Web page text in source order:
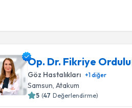
Op. Dr. Fikriye Ordulu
Göz Hastalıkları +1diğer
Samsun, Atakum
5 (47 Değerlendirme)